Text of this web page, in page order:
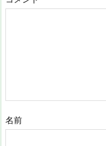
名前